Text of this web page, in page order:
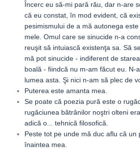
Încerc eu să-mi pară rău, dar n-are
că eu constat, în mod evident, că
pesimismului de a mă autonega
mele. Omul care se sinucide n-a
reuşit să intuiască existenţa sa. Să
mă pot sinucide - indiferent de
boală - fiindcă nu m-am făcut eu. N-
lumea asta. Şi nici n-am să plec de
Puterea este amanta mea.
Se poate că poezia pură este o
rugăciunea bătrânilor noştri olteni
adică o... tehnică filosofică.
Peste tot pe unde mă duc aflu că un
înaintea mea.